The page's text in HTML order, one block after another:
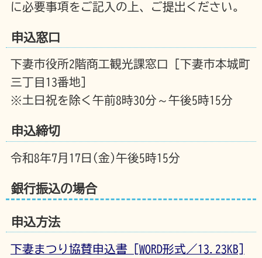
に必要事項をご記入の上、ご提出ください。
申込窓口
下妻市役所2階商工観光課窓口［下妻市本城町
三丁目13番地］
※土日祝を除く午前8時30分～午後5時15分
申込締切
令和8年7月17日(金)午後5時15分
銀行振込の場合
申込方法
下妻まつり協賛申込書 [WORD形式／13.23KB]